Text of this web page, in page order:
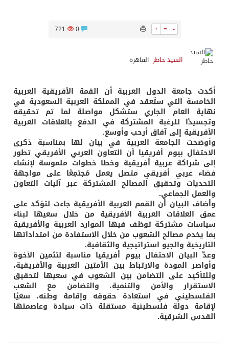
+ = -
0
721
السيد خاطر القاهرة
أكدت جامعة الدول العربية أن القمة الأفريقية العربية
الخامسة التي ستُعقد في المملكة العربية السعودية في
نهاية العام الجاري ستشكل مواصلة لما تم تحقيقه
وتجسيدًا للرغبة المشتركة في الدفع بالعلاقات العربية
الأفريقية إلى آفاق أرحب وأوسع.
وأوضحت الجامعة العربية في بيان لها بمناسبة ذكرى
الاحتفال بيوم أفريقيا أن التعاون العربي الأفريقي تطور
إلى شراكة عربية أفريقية وخطا خطوات ملموسة لإنشاء
فضاء عربي أفريقي متصل يعمل مُجتمِعًا على مواجهة
التحديات وتحقيق المصالح المشتركة عبر آليات التعاون
والعمل الجماعي.
وأضاف البيان أن القمم العربية الأفريقية جاءت لتؤكد على
عمق العلاقات العربية الأفريقية من خلال سعيها لبناء
سياسات مشتركة توظف فيها الموارد العربية والأفريقية
بما يخدم مصالح الشعوب من خلال الاستفادة من امتداداتها
التاريخية والجيو استراتيجية والثقافية.
وعدّ البيان الاحتفال بيوم أفريقيا مناسبة لتثمين الأخوة
وأواصر المودة والارتباط بين الأمتين العربية والأفريقية،
وللتأكيد على التضامن بين الشعوب في سعيها لتحقيق
الاستقرار والأمن والتنمية، والتضامن مع الشعب
الفلسطيني في استعادة حقوقه وإقامة وطنه، سعيًا
لإقامة دولة فلسطينية مستقلة ذات سيادة وعاصمتها
القدس الشرقية.